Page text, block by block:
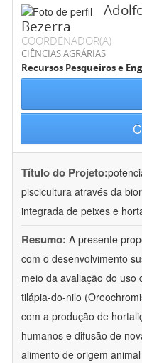
Bezerra
COORDENADOR(A)
CIÊNCIAS AGRÁRIAS
Recursos Pesqueiros e
Título do Projeto:
piscicultura através da
integrada de peixes e
Resumo: A presente
com o desenvolvimento
meio da avaliação do uso
tilápia-do-nilo
com a produção de
humanos e difusão de
alimento de origem